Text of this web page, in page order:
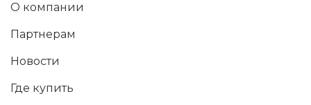
О компании
Партнерам
Новости
Где купить